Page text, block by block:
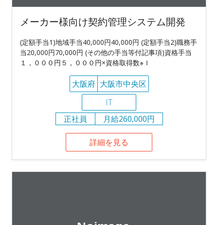
メーカー様向け契約管理システム開発
(定額手当1)地域手当40,000円40,000円 (定額手当2)職務手
当20,000円70,000円 (その他の手当等付記事項)資格手当
１，０００円５，０００円×資格取得数※Ｉ
大阪府 大阪市中央区
IT
正社員
月給260,000円
詳細を見る